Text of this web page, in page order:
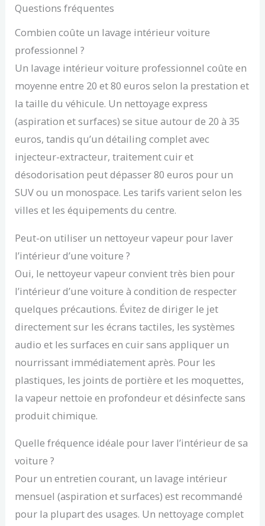
Questions fréquentes
Combien coûte un lavage intérieur voiture
professionnel ?
Un lavage intérieur voiture professionnel coûte en
moyenne entre 20 et 80 euros selon la prestation et
la taille du véhicule. Un nettoyage express
(aspiration et surfaces) se situe autour de 20 à 35
euros, tandis qu’un détailing complet avec
injecteur-extracteur, traitement cuir et
désodorisation peut dépasser 80 euros pour un
SUV ou un monospace. Les tarifs varient selon les
villes et les équipements du centre.
Peut-on utiliser un nettoyeur vapeur pour laver
l’intérieur d’une voiture ?
Oui, le nettoyeur vapeur convient très bien pour
l’intérieur d’une voiture à condition de respecter
quelques précautions. Évitez de diriger le jet
directement sur les écrans tactiles, les systèmes
audio et les surfaces en cuir sans appliquer un
nourrissant immédiatement après. Pour les
plastiques, les joints de portière et les moquettes,
la vapeur nettoie en profondeur et désinfecte sans
produit chimique.
Quelle fréquence idéale pour laver l’intérieur de sa
voiture ?
Pour un entretien courant, un lavage intérieur
mensuel (aspiration et surfaces) est recommandé
pour la plupart des usages. Un nettoyage complet